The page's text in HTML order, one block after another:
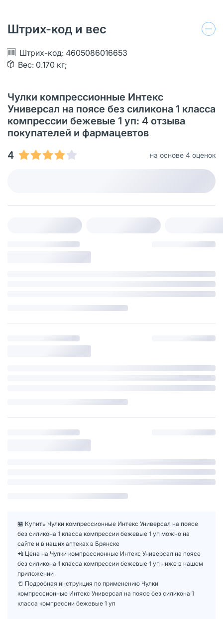
Штрих-код и вес
Штрих-код: 4605086016653
Вес: 0.170 кг;
Чулки компрессионные Интекс
Универсал на поясе без силикона 1 класса
компрессии бежевые 1 уп: 4 отзыва
покупателей и фармацевтов
4
на основе 4 оценок
🏪 Купить Чулки компрессионные Интекс Универсал на поясе
без силикона 1 класса компрессии бежевые 1 уп можно на
сайте и в наших аптеках в Брянске
📲 Цена на Чулки компрессионные Интекс Универсал на поясе
без силикона 1 класса компрессии бежевые 1 уп ниже в нашем
приложении
📒 Подробная инструкция по применению Чулки
компрессионные Интекс Универсал на поясе без силикона 1
класса компрессии бежевые 1 уп